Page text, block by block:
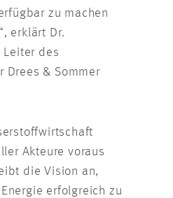
zu machen
erklärt Dr.
Leiter des
Drees & Sommer
Akteure voraus
die Vision an,
erfolgreich zu